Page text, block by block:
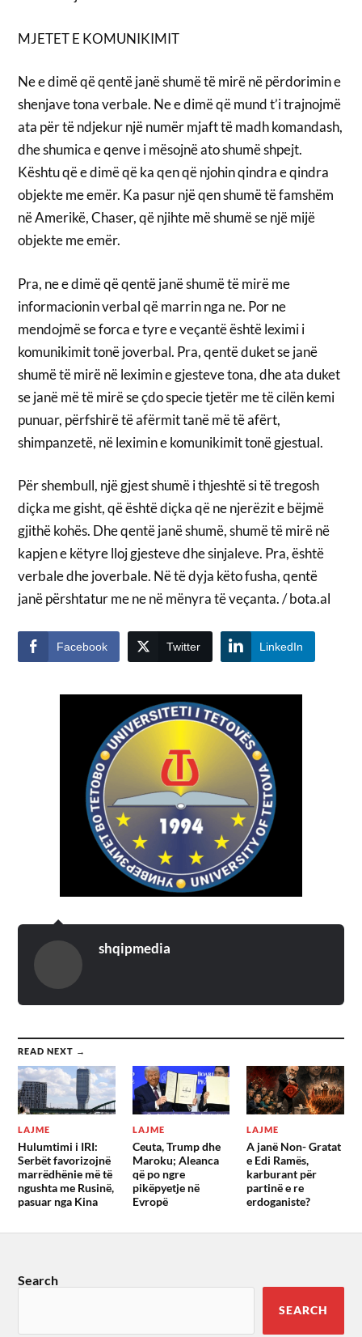
MJETET E KOMUNIKIMIT
Ne e dimë që qentë janë shumë të mirë në përdorimin e
shenjave tona verbale. Ne e dimë që mund t’i trajnojmë
ata për të ndjekur një numër mjaft të madh komandash,
dhe shumica e qenve i mësojnë ato shumë shpejt.
Kështu që e dimë që ka qen që njohin qindra e qindra
objekte me emër. Ka pasur një qen shumë të famshëm
në Amerikë, Chaser, që njihte më shumë se një mijë
objekte me emër.
Pra, ne e dimë që qentë janë shumë të mirë me
informacionin verbal që marrin nga ne. Por ne
mendojmë se forca e tyre e veçantë është leximi i
komunikimit tonë joverbal. Pra, qentë duket se janë
shumë të mirë në leximin e gjesteve tona, dhe ata duket
se janë më të mirë se çdo specie tjetër me të cilën kemi
punuar, përfshirë të afërmit tanë më të afërt,
shimpanzetë, në leximin e komunikimit tonë gjestual.
Për shembull, një gjest shumë i thjeshtë si të tregosh
diçka me gisht, që është diçka që ne njerëzit e bëjmë
gjithë kohës. Dhe qentë janë shumë, shumë të mirë në
kapjen e këtyre lloj gjesteve dhe sinjaleve. Pra, është
verbale dhe joverbale. Në të dyja këto fusha, qentë
janë përshtatur me ne në mënyra të veçanta. / bota.al
Facebook Twitter LinkedIn
shqipmedia
READ NEXT →
LAJME
Hulumtimi i IRI:
Serbët favorizojnë
marrëdhënie më të
ngushta me Rusinë,
pasuar nga Kina
LAJME
Ceuta, Trump dhe
Maroku; Aleanca
që po ngre
pikëpyetje në
Evropë
LAJME
A janë Non- Gratat
e Edi Ramës,
karburant për
partinë e re
erdoganiste?
Search
SEARCH